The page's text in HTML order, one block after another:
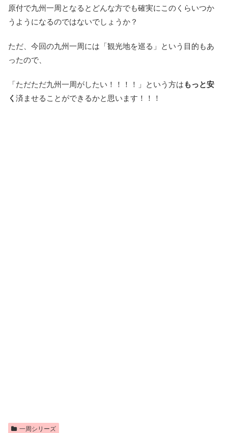
原付で九州一周となるとどんな方でも確実にこのくらいつか
うようになるのではないでしょうか？
ただ、今回の九州一周には「観光地を巡る」という目的もあ
ったので、
「ただただ九州一周がしたい！！！！」という方はもっと安
く 済ませることができるかと思います！！！
一周シリーズ